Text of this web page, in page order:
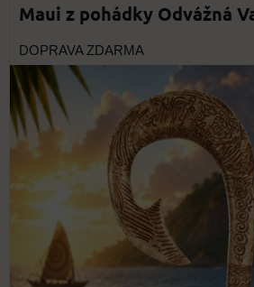
Maui z pohádky Odvážná
DOPRAVA ZDARMA